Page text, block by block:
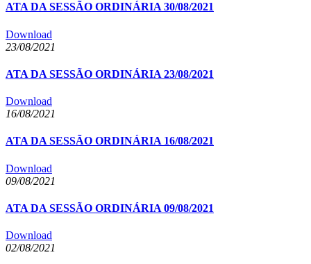
ATA DA SESSÃO ORDINÁRIA 30/08/2021
Download
23/08/2021
ATA DA SESSÃO ORDINÁRIA 23/08/2021
Download
16/08/2021
ATA DA SESSÃO ORDINÁRIA 16/08/2021
Download
09/08/2021
ATA DA SESSÃO ORDINÁRIA 09/08/2021
Download
02/08/2021